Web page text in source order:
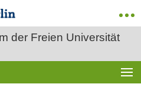
der Freien Universität